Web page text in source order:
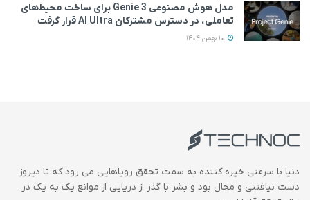
مدل هوش مصنوعی Genie 3 برای ساخت محیط‌های
تعاملی، در دسترس مشترکان AI Ultra قرار گرفت
دنیا با سرعتی خیره کننده به سمت تحقق رویاهایی می رود که تا دیروز
دست نیافتنی و محال بود و بشر با گذر از دریایی از موانع یک به یک در